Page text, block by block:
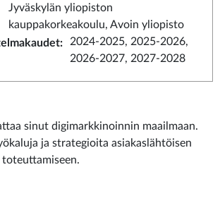
Jyväskylän yliopiston
kauppakorkeakoulu, Avoin yliopisto
:
2024-2025, 2025-2026,
2026-2027, 2027-2028
sinut digimarkkinoinnin maailmaan.
ja strategioita asiakaslähtöisen